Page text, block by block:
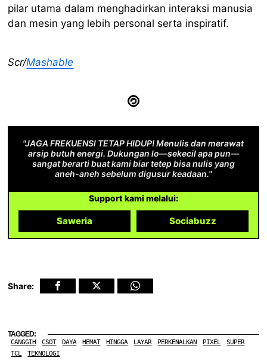
pilar utama dalam menghadirkan interaksi manusia
dan mesin yang lebih personal serta inspiratif.
Scr/Mashable
"JAGA FREKUENSI TETAP HIDUP! Menulis dan merawat
arsip butuh energi. Dukungan lo—sekecil apa pun—
sangat berarti buat kami biar tetep bisa nulis yang
aneh-aneh sebelum digusur keadaan."
Support kami melalui:
Saweria Sociabuzz
Share:
TAGGED:
CANGGIH CSOT DAYA HEMAT HINGGA LAYAR PERKENALKAN PIXEL
SUPER
TCL
TEKNOLOGI